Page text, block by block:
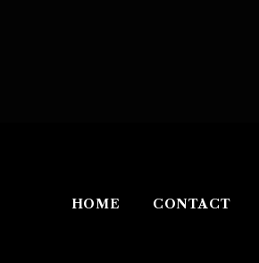
HOME CONTACT